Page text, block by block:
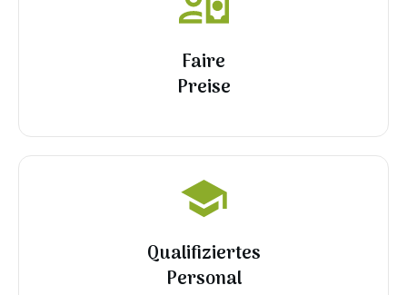
Faire
Preise
Qualifiziertes
Personal